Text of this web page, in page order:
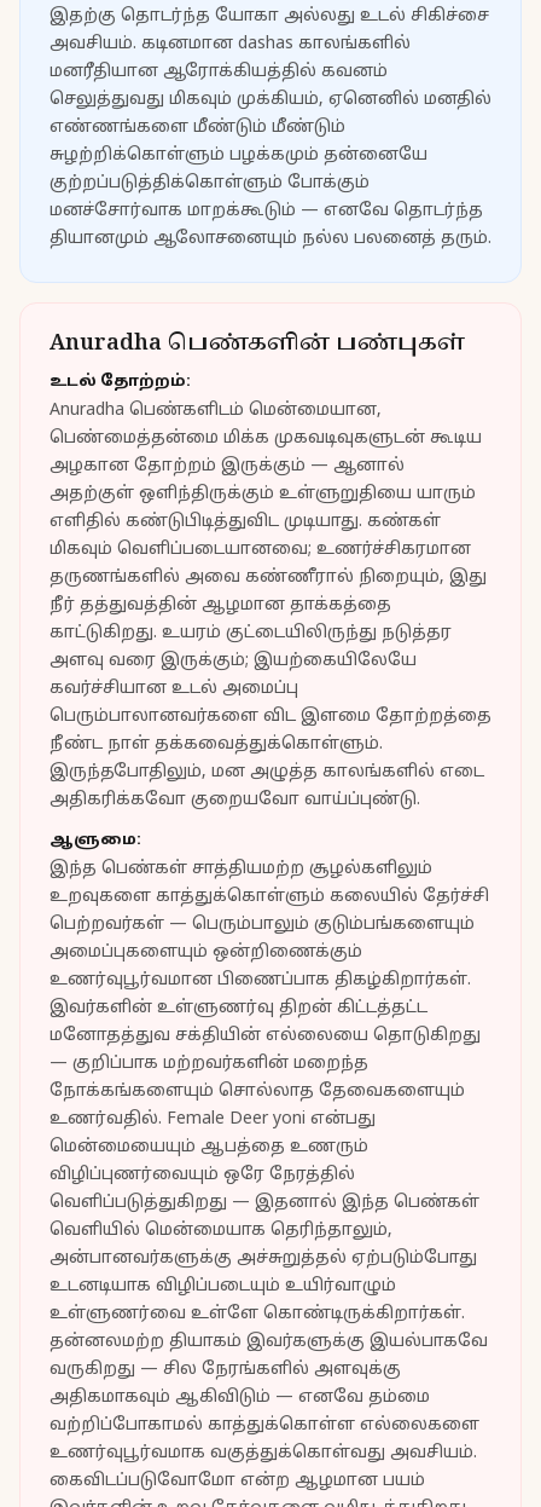
இதற்கு தொடர்ந்த யோகா அல்லது உடல் சிகிச்சை
அவசியம். கடினமான dashas காலங்களில்
மனரீதியான ஆரோக்கியத்தில் கவனம்
செலுத்துவது மிகவும் முக்கியம், ஏனெனில் மனதில்
எண்ணங்களை மீண்டும் மீண்டும்
சுழற்றிக்கொள்ளும் பழக்கமும் தன்னையே
குற்றப்படுத்திக்கொள்ளும் போக்கும்
மனச்சோர்வாக மாறக்கூடும் — எனவே தொடர்ந்த
தியானமும் ஆலோசனையும் நல்ல பலனைத் தரும்.
Anuradha பெண்களின் பண்புகள்
உடல் தோற்றம்:
Anuradha பெண்களிடம் மென்மையான,
பெண்மைத்தன்மை மிக்க முகவடிவுகளுடன் கூடிய
அழகான தோற்றம் இருக்கும் — ஆனால்
அதற்குள் ஒளிந்திருக்கும் உள்ளுறுதியை யாரும்
எளிதில் கண்டுபிடித்துவிட முடியாது. கண்கள்
மிகவும் வெளிப்படையானவை; உணர்ச்சிகரமான
தருணங்களில் அவை கண்ணீரால் நிறையும், இது
நீர் தத்துவத்தின் ஆழமான தாக்கத்தை
காட்டுகிறது. உயரம் குட்டையிலிருந்து நடுத்தர
அளவு வரை இருக்கும்; இயற்கையிலேயே
கவர்ச்சியான உடல் அமைப்பு
பெரும்பாலானவர்களை விட இளமை தோற்றத்தை
நீண்ட நாள் தக்கவைத்துக்கொள்ளும்.
இருந்தபோதிலும், மன அழுத்த காலங்களில் எடை
அதிகரிக்கவோ குறையவோ வாய்ப்புண்டு.
ஆளுமை:
இந்த பெண்கள் சாத்தியமற்ற சூழல்களிலும்
உறவுகளை காத்துக்கொள்ளும் கலையில் தேர்ச்சி
பெற்றவர்கள் — பெரும்பாலும் குடும்பங்களையும்
அமைப்புகளையும் ஒன்றிணைக்கும்
உணர்வுபூர்வமான பிணைப்பாக திகழ்கிறார்கள்.
இவர்களின் உள்ளுணர்வு திறன் கிட்டத்தட்ட
மனோதத்துவ சக்தியின் எல்லையை தொடுகிறது
— குறிப்பாக மற்றவர்களின் மறைந்த
நோக்கங்களையும் சொல்லாத தேவைகளையும்
உணர்வதில். Female Deer yoni என்பது
மென்மையையும் ஆபத்தை உணரும்
விழிப்புணர்வையும் ஒரே நேரத்தில்
வெளிப்படுத்துகிறது — இதனால் இந்த பெண்கள்
வெளியில் மென்மையாக தெரிந்தாலும்,
அன்பானவர்களுக்கு அச்சுறுத்தல் ஏற்படும்போது
உடனடியாக விழிப்படையும் உயிர்வாழும்
உள்ளுணர்வை உள்ளே கொண்டிருக்கிறார்கள்.
தன்னலமற்ற தியாகம் இவர்களுக்கு இயல்பாகவே
வருகிறது — சில நேரங்களில் அளவுக்கு
அதிகமாகவும் ஆகிவிடும் — எனவே தம்மை
வற்றிப்போகாமல் காத்துக்கொள்ள எல்லைகளை
உணர்வுபூர்வமாக வகுத்துக்கொள்வது அவசியம்.
கைவிடப்படுவோமோ என்ற ஆழமான பயம்